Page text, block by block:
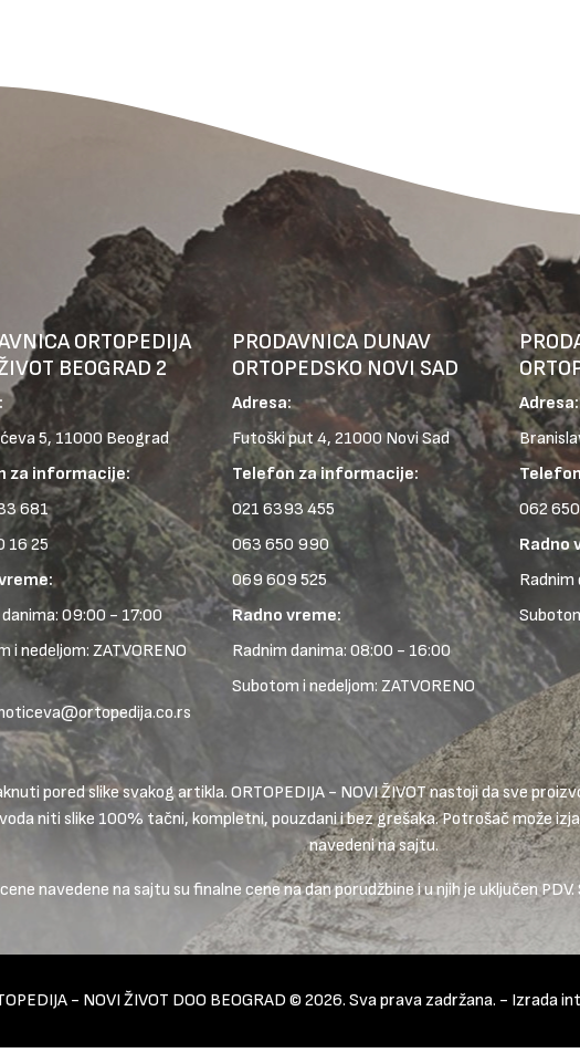
ORTOPEDIJA
BEOGRAD 2
5, 11000 Beograd
za informacije:
681
16 25
danima: 09:00 - 17:00
i nedeljom: ZATVORENO
PRODAVNICA DUNAV
ORTOPEDSKO NOVI SAD
Adresa:
Futoški put 4, 21000 Novi Sad
Telefon za informacije:
021 6393 455
063 650 990
069 609 525
Radno vreme:
Radnim danima: 08:00 - 16:00
Subotom i nedeljom: ZATVORENO
Adresa:
062
Radno
pored slike svakog artikla. ORTOPEDIJA - NOVI ŽIVOT nastoji da sve
niti slike 100% tačni, kompletni, pouzdani i bez grešaka. Potrošač može
navedeni na sajtu.
navedene na sajtu su finalne cene na dan porudžbine i u njih je uključen
- NOVI ŽIVOT DOO BEOGRAD © 2026. Sva prava zadržana. - Izrada